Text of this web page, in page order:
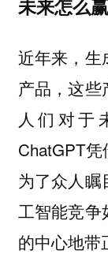
未来怎么
近年来，生
产品，这
人们对于
ChatGPT
为了众人瞩
工智能竞争
的中心地带